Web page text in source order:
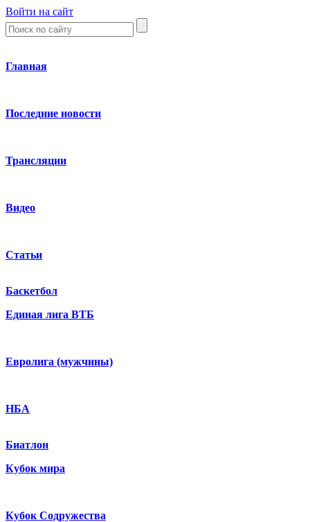
Войти на сайт
Главная
Последние новости
Трансляции
Видео
Статьи
Баскетбол
Единая лига ВТБ
Евролига (мужчины)
НБА
Биатлон
Кубок мира
Кубок Содружества